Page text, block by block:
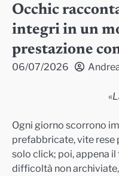
Occhic
integri in un
prestazione
06/07/2026
«
Ogni giorno scorrono
prefabbricate, vite rese
solo click; poi, appena
difficoltà non